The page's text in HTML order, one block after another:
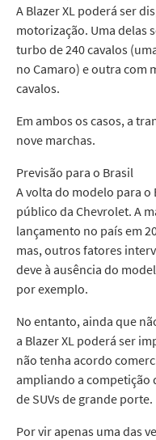
A Blazer XL poderá ser
motorização. Uma delas
turbo de 240 cavalos
no Camaro) e outra com
cavalos.
Em ambos os casos, a
nove marchas.
Previsão para o Brasil
A volta do modelo para o
público da Chevrolet. A
lançamento no país em
mas, outros fatores
deve à ausência do
por exemplo.
No entanto, ainda que
a Blazer XL poderá ser
não tenha acordo
ampliando a competição
de SUVs de grande porte.
Por vir apenas uma das